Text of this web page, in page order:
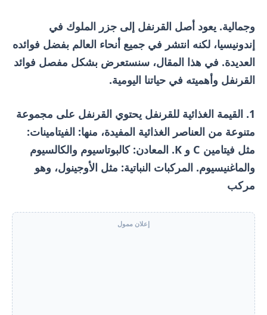
وجمالية. يعود أصل القرنفل إلى جزر الملوك في
إندونيسيا، لكنه انتشر في جميع أنحاء العالم بفضل فوائده
العديدة. في هذا المقال، سنستعرض بشكل مفصل فوائد
القرنفل وأهميته في حياتنا اليومية.
1. القيمة الغذائية للقرنفل يحتوي القرنفل على مجموعة
متنوعة من العناصر الغذائية المفيدة، منها: الفيتامينات:
مثل فيتامين C و K. المعادن: كالبوتاسيوم والكالسيوم
والماغنيسيوم. المركبات النباتية: مثل الأوجينول، وهو
مركب
إعلان ممول